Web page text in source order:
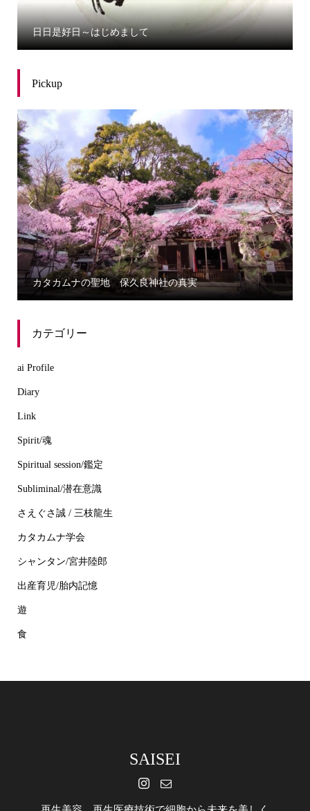
日日是好日～はじめまして
Pickup

カタカムナの聖地 保久良神社の真実

カテゴリー
ai Profile
Diary
Link
Spirit/魂
Spiritual session/鑑定
Subliminal/潜在意識
さえぐさ誠 / 三枝龍生
カタカムナ学会
シャンタン/宮井陸郎
出産育児/胎内記憶
遊
食
SAISEI